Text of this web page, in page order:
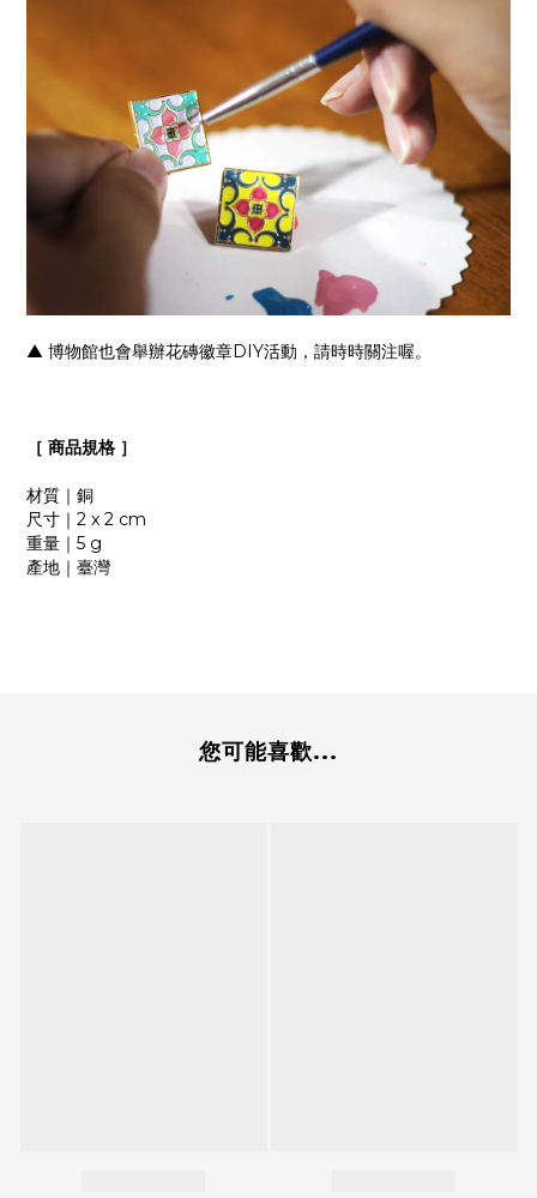
▲ 博物館也會舉辦花磚徽章DIY活動，請時時關注喔。
［ 商品規格 ］
材質｜銅
尺寸｜2 x 2 cm
重量｜5 g
產地｜臺灣
您可能喜歡...